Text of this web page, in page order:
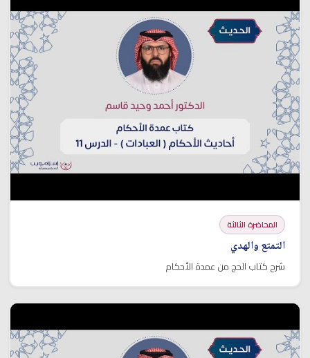
المحاضرة الثالثة
التمتع والهدي
شرح كتاب الحج من عمدة الأحكام